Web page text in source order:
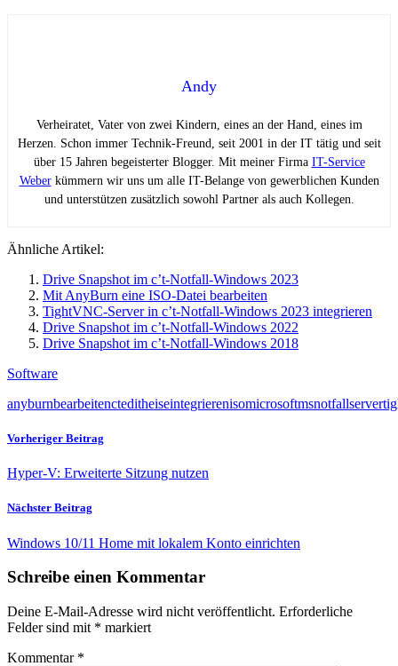
Andy
Verheiratet, Vater von zwei Kindern, eines an der Hand, eines im
Herzen. Schon immer Technik-Freund, seit 2001 in der IT tätig und seit
über 15 Jahren begeisterter Blogger. Mit meiner Firma IT-Service
Weberkümmern wir uns um alle IT-Belange von gewerblichen Kunden
und unterstützen zusätzlich sowohl Partner als auch Kollegen.
Ähnliche Artikel:
Drive Snapshot im c’t-Notfall-Windows 2023
Mit AnyBurn eine ISO-Datei bearbeiten
TightVNC-Server in c’t-Notfall-Windows 2023 integrieren
Drive Snapshot im c’t-Notfall-Windows 2022
Drive Snapshot im c’t-Notfall-Windows 2018
Software
anyburnbearbeitencteditheiseintegrierenisomicrosoftmsnotfallserver
Vorheriger Beitrag
Hyper-V: Erweiterte Sitzung nutzen
Nächster Beitrag
Windows 10/11 Home mit lokalem Konto einrichten
Schreibe einen Kommentar
Deine E-Mail-Adresse wird nicht veröffentlicht. Erforderliche
Felder sind mit * markiert
Kommentar *